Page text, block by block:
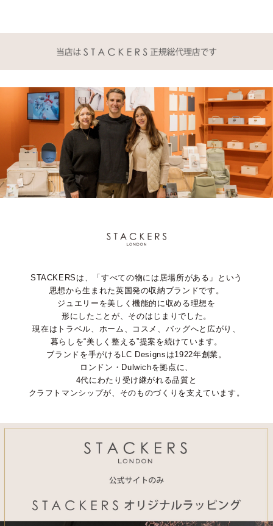
STACKERSは、「すべての物には居場所がある」という
思想から生まれた英国発の収納ブランドです。
ジュエリーを美しく機能的に収める理想を
形にしたことが、そのはじまりでした。
現在はトラベル、ホーム、コスメ、バッグへと広がり、
暮らしを“美しく整える”提案を続けています。
ブランドを手がけるLC Designsは1922年創業。
ロンドン・Dulwichを拠点に、
4代にわたり受け継がれる品質と
クラフトマンシップが、そのものづくりを支えています。